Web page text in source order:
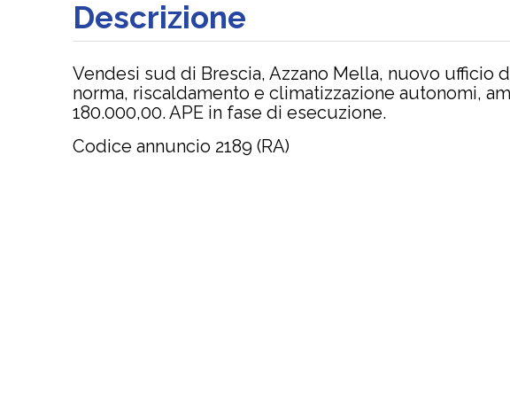
Descrizione
Vendesi sud di Brescia, Azzano Mella, nuovo
norma, riscaldamento e climatizzazione autonomi,
180.000,00. APE in fase di esecuzione.
Codice annuncio 2189 (RA)